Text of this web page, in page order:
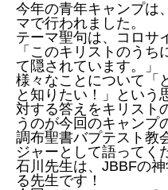
今年の青年キャンプは
マで行われました。
テーマ聖句は、コロサ
「このキリストのう
て隠されています。」
様々なことについて「
と知りたい！」という
対する答えをキリスト
うのが今回のキャンプ
調布聖書バプテスト教
ジャーとして語ってく
石川先生は、JBBFの
る先生です！